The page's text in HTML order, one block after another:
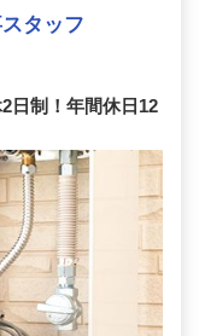
タッフ
日制！年間休日12